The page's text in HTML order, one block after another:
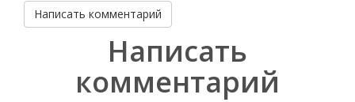
Написать комментарий
Написать
комментарий